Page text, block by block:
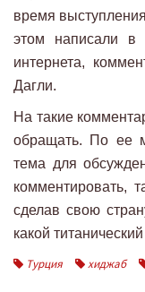
время
этом написали в
интернета,
Дагли.
На такие
обращать. По ее
тема для
комментировать,
сделав свою
какой
Турция
хиджаб